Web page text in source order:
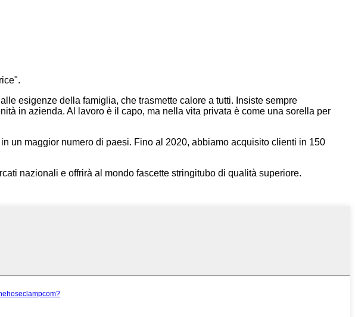
esigenze della famiglia, che trasmette calore a tutti. Insiste sempre
in azienda. Al lavoro è il capo, ma nella vita privata è come una sorella per
un maggior numero di paesi. Fino al 2020, abbiamo acquisito clienti in 150
nazionali e offrirà al mondo fascette stringitubo di qualità superiore.